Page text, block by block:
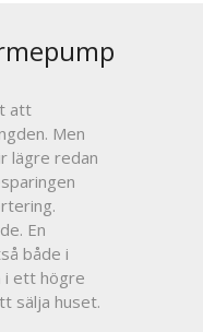
att
Men
lägre redan
En
både i
i ett högre
sälja huset.